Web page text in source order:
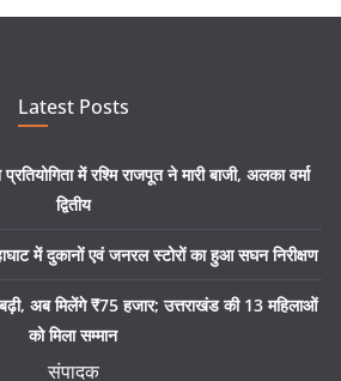
Latest Posts
में रश्मि राजपूत ने मारी बाजी, अलका वर्मा
द्वितीय
में दुकानों एवं जनरल स्टोरों का हुआ सघन निरीक्षण
बढ़ी, अब मिलेंगे ₹75 हजार; उत्तराखंड की 13 महिलाओं
को मिला सम्मान
संपादक